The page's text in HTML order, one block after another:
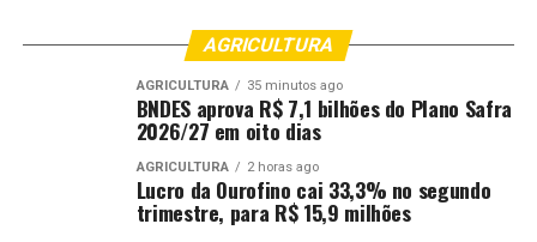
Entre os fatores apontados no debate, está a
necessidade de reconhecimento das especificidades dos
territórios indígenas e a incorporação da saúde indígena
regionais de atenção. “Fortalecer a integração entre o
e o SUS significa garantir continuidade do
AGRICULTURA
AGRICULTURA 35 minutos ago
BNDES aprova R$ 7,1 bilhões do Plano Safra
2026/27 em oito dias
AGRICULTURA 2 horas ago
Lucro da Ourofino cai 33,3% no segundo
trimestre, para R$ 15,9 milhões